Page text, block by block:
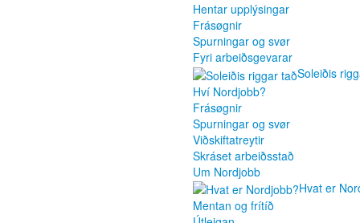
Hentar upplýsingar
Frásøgnir
Spurningar og svør
Fyri arbeiðsgevarar
Soleiðis
Hví Nordjobb?
Frásøgnir
Spurningar og svør
Viðskiftatreytir
Skráset arbeiðsstað
Um Nordjobb
Hvat er
Mentan og frítíð